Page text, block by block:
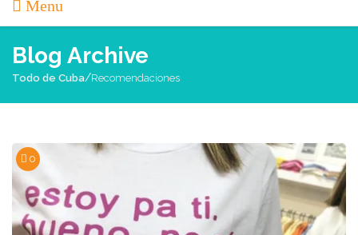
Menu
Blog Archive
Todo de Cuba/Recomendaciones
0